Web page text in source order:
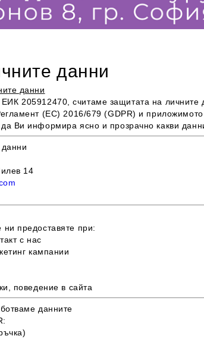
данни
данни
, ЕИК 205912470, считаме защитата на
(ЕС) 2016/679 (GDPR) и приложимото
Ви информира ясно и прозрачно какви
14
предоставяте при:
с нас
кампании
поведение в сайта
данните